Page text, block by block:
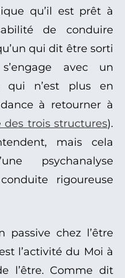
qu’il est prêt à
de conduire
qui dit être sorti
avec un
qui n’est plus en
à retourner à
des trois structures).
mais cela
psychanalyse
rigoureuse
passive chez l’être
l’activité du Moi à
l’être. Comme dit